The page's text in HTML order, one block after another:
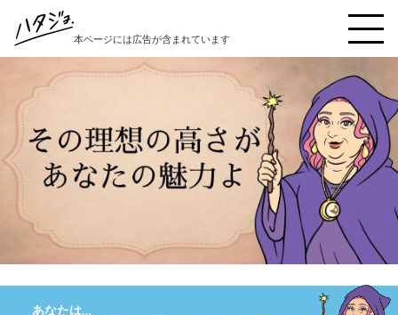
本ページには広告が含まれています
本音キャンセル界隈
縁の下の繊細女子界隈
好奇心インフレ界隈